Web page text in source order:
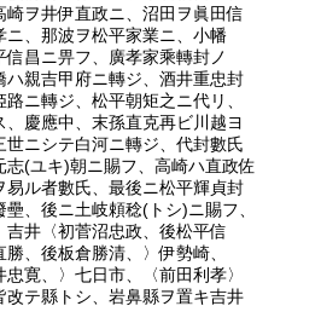
ヲ井伊直政ニ、沼田ヲ眞田信
ニ、那波ヲ松平家業ニ、小幡
信昌ニ畀フ、廣孝家乘轉封ノ
ハ親吉甲府ニ轉ジ、酒井重忠封
ニ轉ジ、松平朝矩之ニ代リ、
慶應中、末孫直克再ビ川越ヨ
世ニシテ白河ニ轉ジ、代封數氏
志(ユキ)朝ニ賜フ、高崎ハ直政佐
易ル者數氏、最後ニ松平輝貞封
、後ニ土岐頼稔(トシ)ニ賜フ、
井〈初菅沼忠政、後松平信
、後板倉勝清、〉伊勢崎、
忠寛、〉七日市、〈前田利孝〉
改テ縣トシ、岩鼻縣ヲ置キ吉井